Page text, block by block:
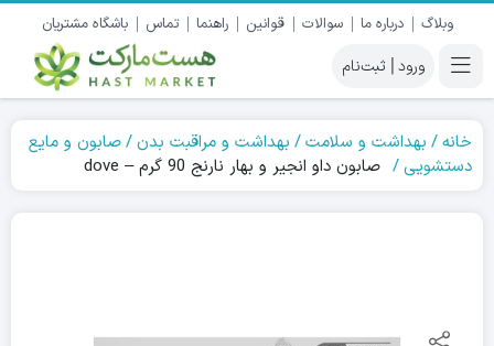
وبلاگ درباره ما سوالات قوانین راهنما تماس باشگاه مشتریان
|
خانه بهداشت و سلامت بهداشت و مراقبت بدن
صابون و مایع
دستشویی
صابون داو انجیر و بهار نارنج 90 گرم – dove